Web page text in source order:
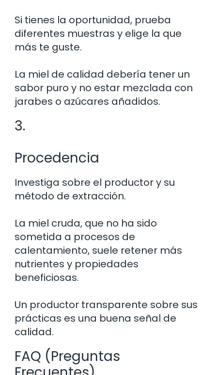
Si tienes la oportunidad, prueba
diferentes muestras y elige la que
más te guste.
La miel de calidad debería tener un
sabor puro y no estar mezclada con
jarabes o azúcares añadidos.
3.
Procedencia
Investiga sobre el productor y su
método de extracción.
La miel cruda, que no ha sido
sometida a procesos de
calentamiento, suele retener más
nutrientes y propiedades
beneficiosas.
Un productor transparente sobre sus
prácticas es una buena señal de
calidad.
FAQ (Preguntas